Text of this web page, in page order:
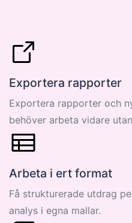
Exportera rapporter
Exportera rapporter och
behöver arbeta vidare
Arbeta i ert format
Få strukturerade utdrag
analys i egna mallar.